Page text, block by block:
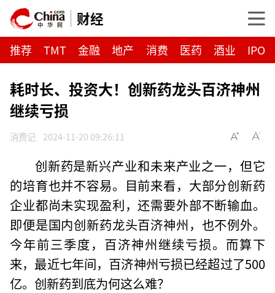
财经
推荐 TMT 金融 地产 消费 医药 酒业 IPO
耗时长、投资大！创新药龙头百济神州
继续亏损
消费记 2024-11-20 09:26:11
创新药是新兴产业和未来产业之一，但它
的培育也并不容易。目前来看，大部分创新药
企业都尚未实现盈利，还需要外部不断输血。
即便是国内创新药龙头百济神州，也不例外。
今年前三季度，百济神州继续亏损。而算下
来，最近七年间，百济神州亏损已经超过了500
亿。创新药到底为何这么难？